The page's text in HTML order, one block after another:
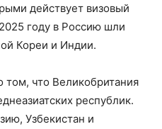
действует визовый
году в Россию шли
Кореи и Индии.
что Великобритания
республик.
Узбекистан и